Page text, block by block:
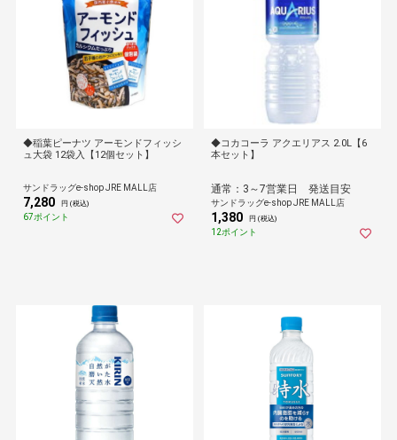
◆稲葉ピーナツ アーモンドフィッシ
ュ大袋 12袋入【12個セット】
サンドラッグe-shop JRE MALL店
7,280 円 (税込)
67ポイント
◆コカコーラ アクエリアス 2.0L【6
本セット】
通常：3～7営業日 発送目安
サンドラッグe-shop JRE MALL店
1,380 円 (税込)
12ポイント